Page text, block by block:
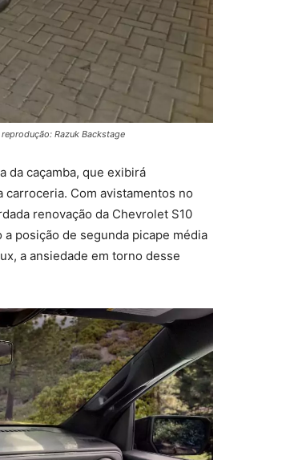
Razuk Backstage
da caçamba, que exibirá
carroceria. Com avistamentos no
renovação da Chevrolet S10
posição de segunda picape média
a ansiedade em torno desse